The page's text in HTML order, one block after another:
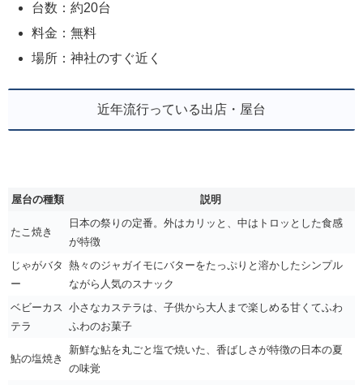
台数：約20台
料金：無料
場所：神社のすぐ近く
近年流行っている出店・屋台
屋台の種類 説明
たこ焼き
日本の祭りの定番。外はカリッと、中はトロッとした食感
が特徴
じゃがバタ
ー
熱々のジャガイモにバターをたっぷりと溶かしたシンプル
ながら人気のスナック
ベビーカス
テラ
小さなカステラは、子供から大人まで楽しめる甘くてふわ
ふわのお菓子
鮎の塩焼き
新鮮な鮎を丸ごと塩で焼いた、香ばしさが特徴の日本の夏
の味覚